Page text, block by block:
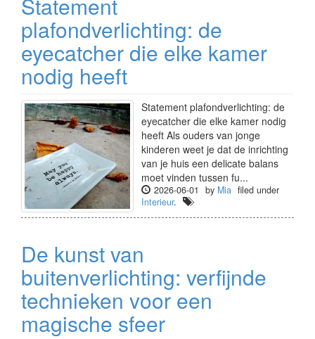
plafondverlichting: de
eyecatcher die elke kamer
nodig heeft
Statement plafondverlichting: de
eyecatcher die elke kamer nodig
heeft Als ouders van jonge
kinderen weet je dat de inrichting
van je huis een delicate balans
moet vinden tussen fu...
2026-06-01 by Mia filed under
Interieur.
De kunst van
buitenverlichting: verfijnde
technieken voor een
magische sfeer